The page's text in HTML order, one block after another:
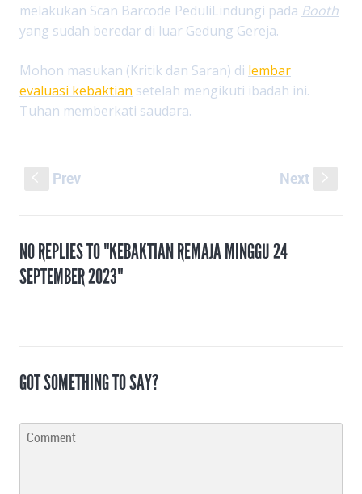
melakukan Scan Barcode PeduliLindungi pada Booth
yang sudah beredar di luar Gedung Gereja.
Mohon masukan (Kritik dan Saran) di lembar
evaluasi kebaktian setelah mengikuti ibadah ini.
Tuhan memberkati saudara.
Prev Next
NO REPLIES TO "KEBAKTIAN REMAJA MINGGU 24
SEPTEMBER 2023"
GOT SOMETHING TO SAY?